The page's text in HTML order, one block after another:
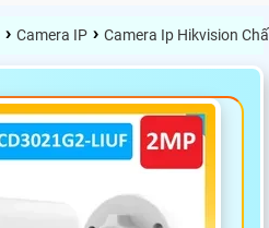
› Camera IP › Camera Ip Hikvision